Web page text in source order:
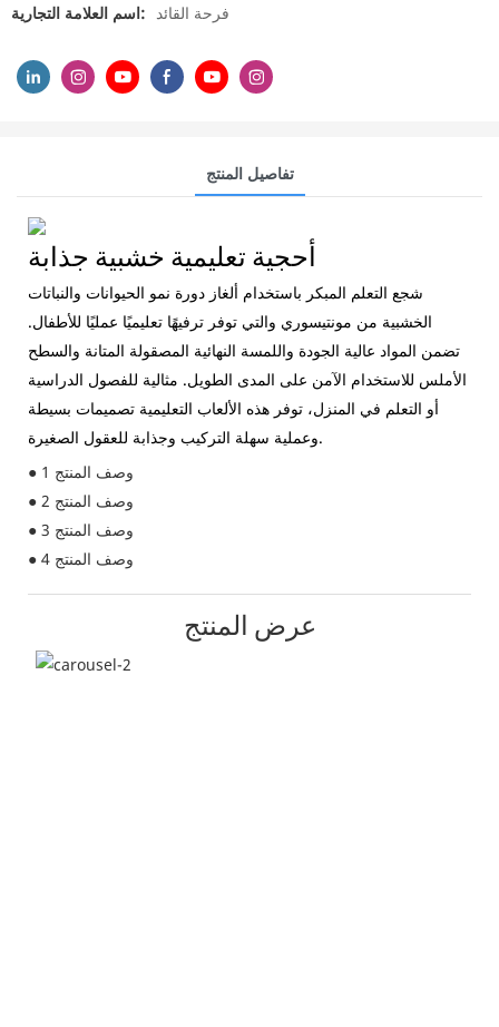
اسم العلامة التجارية: فرحة القائد
تفاصيل المنتج
شجع التعلم المبكر باستخدام ألغاز دورة نمو الحيوانات والنباتات
الخشبية من مونتيسوري والتي توفر ترفيهًا تعليميًا عمليًا للأطفال.
تضمن المواد عالية الجودة واللمسة النهائية المصقولة المتانة والسطح
الأملس للاستخدام الآمن على المدى الطويل. مثالية للفصول الدراسية
أو التعلم في المنزل، توفر هذه الألعاب التعليمية تصميمات بسيطة
وعملية سهلة التركيب وجذابة للعقول الصغيرة.
● وصف المنتج 1
● وصف المنتج 2
● وصف المنتج 3
● وصف المنتج 4
عرض المنتج